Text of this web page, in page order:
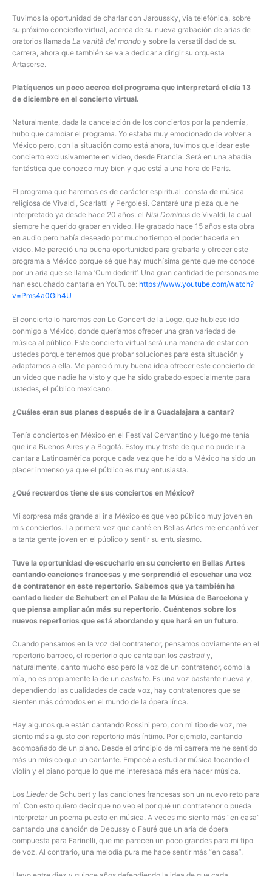
Tuvimos la oportunidad de charlar con Jaroussky, via telefónica, sobre
su próximo concierto virtual, acerca de su nueva grabación de arias de
oratorios llamada La vanità del mondo y sobre la versatilidad de su
carrera, ahora que también se va a dedicar a dirigir su orquesta
Artaserse.
Platíquenos un poco acerca del programa que interpretará el día 13
de diciembre en el concierto virtual.
Naturalmente, dada la cancelación de los conciertos por la pandemia,
hubo que cambiar el programa. Yo estaba muy emocionado de volver a
México pero, con la situación como está ahora, tuvimos que idear este
concierto exclusivamente en video, desde Francia. Será en una abadía
fantástica que conozco muy bien y que está a una hora de París.
El programa que haremos es de carácter espiritual: consta de música
religiosa de Vivaldi, Scarlatti y Pergolesi. Cantaré una pieza que he
interpretado ya desde hace 20 años: el Nisi Dominus de Vivaldi, la cual
siempre he querido grabar en video. He grabado hace 15 años esta obra
en audio pero había deseado por mucho tiempo el poder hacerla en
video. Me pareció una buena oportunidad para grabarla y ofrecer este
programa a México porque sé que hay muchísima gente que me conoce
por un aria que se llama ‘Cum dederit’. Una gran cantidad de personas me
han escuchado cantarla en YouTube: https://www.youtube.com/watch?
v=Pms4a0Gih4U
El concierto lo haremos con Le Concert de la Loge, que hubiese ido
conmigo a México, donde queríamos ofrecer una gran variedad de
música al público. Este concierto virtual será una manera de estar con
ustedes porque tenemos que probar soluciones para esta situación y
adaptarnos a ella. Me pareció muy buena idea ofrecer este concierto de
un video que nadie ha visto y que ha sido grabado especialmente para
ustedes, el público mexicano.
¿Cuáles eran sus planes después de ir a Guadalajara a cantar?
Tenía conciertos en México en el Festival Cervantino y luego me tenía
que ir a Buenos Aires y a Bogotá. Estoy muy triste de que no pude ir a
cantar a Latinoamérica porque cada vez que he ido a México ha sido un
placer inmenso ya que el público es muy entusiasta.
¿Qué recuerdos tiene de sus conciertos en México?
Mi sorpresa más grande al ir a México es que veo público muy joven en
mis conciertos. La primera vez que canté en Bellas Artes me encantó ver
a tanta gente joven en el público y sentir su entusiasmo.
Tuve la oportunidad de escucharlo en su concierto en Bellas Artes
cantando canciones francesas y me sorprendió el escuchar una voz
de contratenor en este repertorio. Sabemos que ya también ha
cantado lieder de Schubert en el Palau de la Música de Barcelona y
que piensa ampliar aún más su repertorio. Cuéntenos sobre los
nuevos repertorios que está abordando y que hará en un futuro.
Cuando pensamos en la voz del contratenor, pensamos obviamente en el
repertorio barroco, el repertorio que cantaban los castrati y,
naturalmente, canto mucho eso pero la voz de un contratenor, como la
mía, no es propiamente la de un castrato. Es una voz bastante nueva y,
dependiendo las cualidades de cada voz, hay contratenores que se
sienten más cómodos en el mundo de la ópera lírica.
Hay algunos que están cantando Rossini pero, con mi tipo de voz, me
siento más a gusto con repertorio más íntimo. Por ejemplo, cantando
acompañado de un piano. Desde el principio de mi carrera me he sentido
más un músico que un cantante. Empecé a estudiar música tocando el
violín y el piano porque lo que me interesaba más era hacer música.
Los Liederde Schubert y las canciones francesas son un nuevo reto para
mí. Con esto quiero decir que no veo el por qué un contratenor o pueda
interpretar un poema puesto en música. A veces me siento más “en casa”
cantando una canción de Debussy o Fauré que un aria de ópera
compuesta para Farinelli, que me parecen un poco grandes para mi tipo
de voz. Al contrario, una melodía pura me hace sentir más “en casa”.